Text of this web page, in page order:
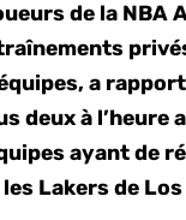
de la NBA
a
deux à l’heure
ayant de
Lakers de Los